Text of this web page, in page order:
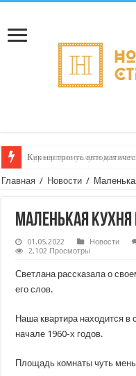
Как настроить
Главная / Новости /
Маленькая
01.05.2022 Новости
2,102 Просмотры
Светлана рассказала о
его слов.
Наша квартира находится в
начале 1960-х годов.
Площадь комнаты чуть